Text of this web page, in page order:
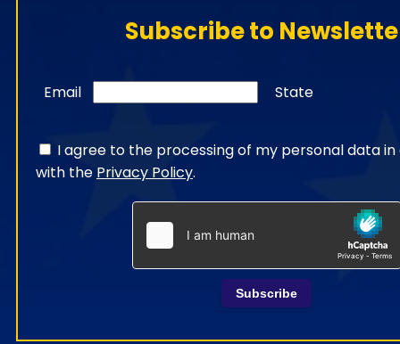
Subscribe to
Email State
I agree to the processing of my personal data
with the Privacy Policy.
Subscribe